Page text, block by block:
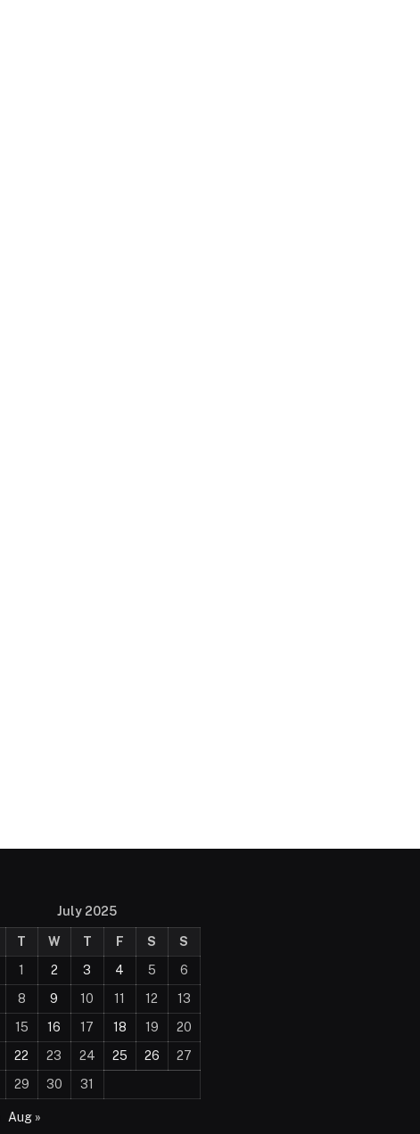
July 2025
T W T F S
S
1
2 3 4 5
6
8 9 10 11 12
13
15 16 17 18 19
20
22 23 24 25 26
27
29 30 31
Aug »